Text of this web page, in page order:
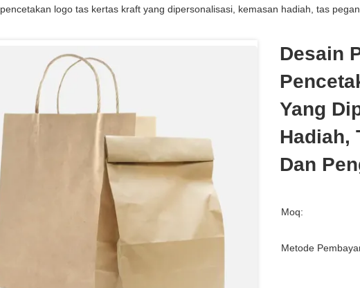
logo tas kertas kraft yang dipersonalisasi, kemasan hadiah, tas
Desain
Yang
Hadiah,
Dan
Moq:
Metode